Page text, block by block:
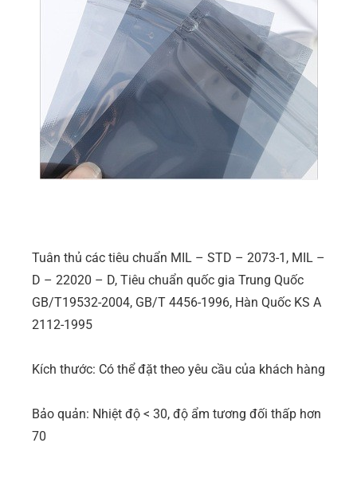
Tuân thủ các tiêu chuẩn MIL – STD – 2073-1, MIL –
D – 22020 – D, Tiêu chuẩn quốc gia Trung Quốc
GB/T19532-2004, GB/T 4456-1996, Hàn Quốc KS A
2112-1995
Kích thước: Có thể đặt theo yêu cầu của khách hàng
Bảo quản: Nhiệt độ < 30, độ ẩm tương đối thấp hơn
70